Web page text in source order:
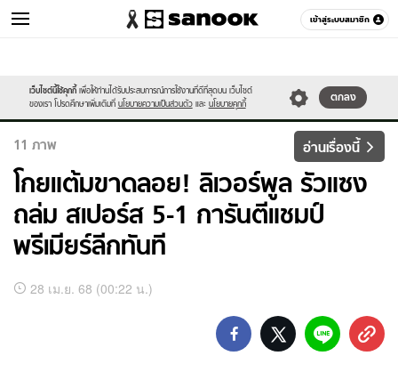
เข้าสู่ระบบสมาชิก
กีฬา หมวดอื่นๆ
เว็บไซต์นี้ใช้คุกกี้ เพื่อให้ท่านได้รับประสบการณ์การใช้งานที่ดีที่สุดบน เว็บไซต์
ของเรา โปรดศึกษาเพิ่มเติมที่ นโยบายความเป็นส่วนตัว และ นโยบายคุกกี้
ตกลง
11 ภาพ อ่านเรื่องนี้
โกยแต้มขาดลอย! ลิเวอร์พูล รัวแซง
ถล่ม สเปอร์ส 5-1 การันตีแชมป์
พรีเมียร์ลีกทันที
อัลบั้ม28 เม.ย. 68 (00:22 น.)